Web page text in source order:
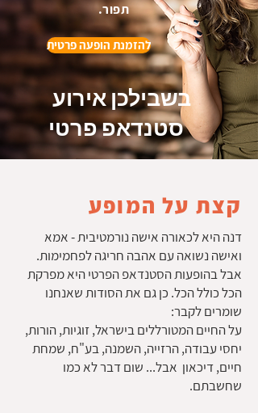
תפור.
להזמנת הופעה פרטית
בשבילכן אירוע
סטנדאפ פרטי
קצת על המופע
דנה היא לכאורה אישה נורמטיבית - אמא
ואישה נשואה עם אהבה חריגה לפחמימות.
אבל בהופעות הסטנדאפ הפרטי היא מפרקת
הכלכולל הכל. כן גם את הסודות שאנחנו
שומרים לקבר:
על החיים המטורללים בישראל, זוגיות, הורות,
יחסי עבודה, הרזייה, השמנה, בע"ח, שמחת
חיים, דיכאון אבל... שום דבר לא כמו
שחשבתם.